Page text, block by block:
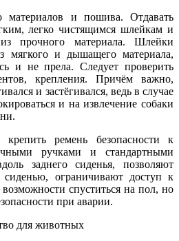
материалов и пошива. Отдавать
легко чистящимся шлейкам и
прочного материала. Шлейки
и дышащего материала,
и не прела. Следует проверить
крепления. Причём важно,
и застёгивался, ведь в случае
и на извлечение собаки
ремень безопасности к
ручками и стандартными
заднего сиденья, позволяют
сиденью, ограничивают доступ к
спуститься на пол, но
при аварии.